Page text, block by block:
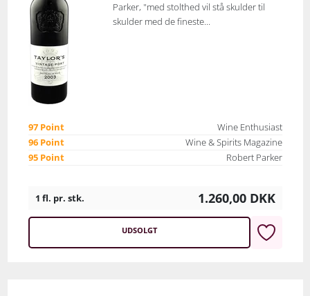
Parker, "med stolthed vil stå skulder til
skulder med de fineste...
97 Point
Wine Enthusiast
96 Point
Wine & Spirits Magazine
95 Point
Robert Parker
1 fl. pr. stk. 1.260,00 DKK
UDSOLGT